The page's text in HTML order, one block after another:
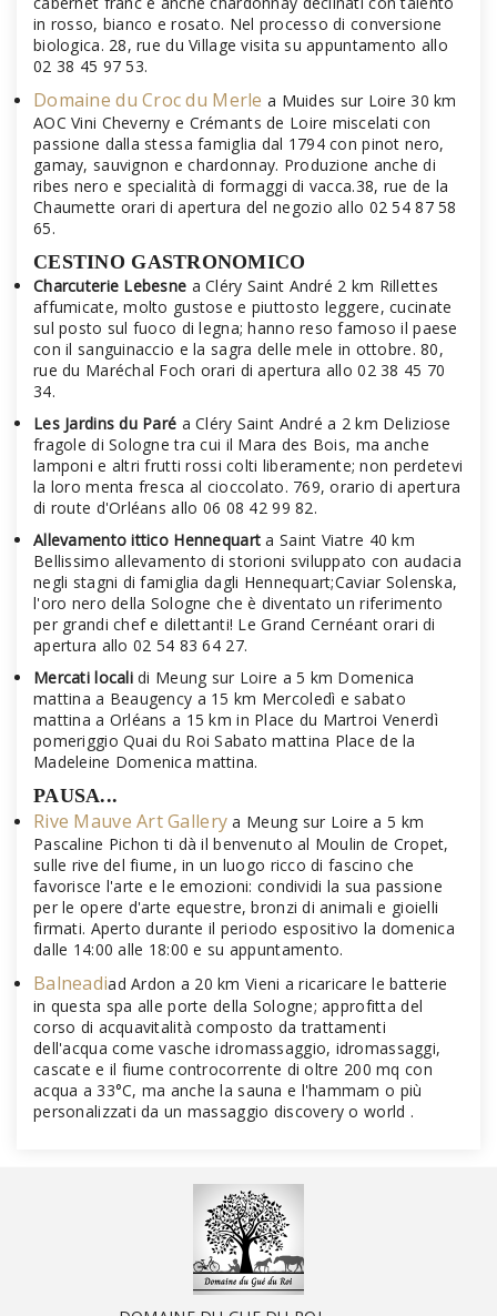
in rosso, bianco e rosato. Nel processo di conversione
biologica. 28, rue du Village visita su appuntamento allo
02 38 45 97 53.
Domaine du Croc du Merle a Muides sur Loire 30 km
AOC Vini Cheverny e Crémants de Loire miscelati con
passione dalla stessa famiglia dal 1794 con pinot nero,
gamay, sauvignon e chardonnay. Produzione anche di
ribes nero e specialità di formaggi di vacca.38, rue de la
Chaumette orari di apertura del negozio allo 02 54 87 58
65.
CESTINO GASTRONOMICO
Charcuterie Lebesne a Cléry Saint André 2 km Rillettes
affumicate, molto gustose e piuttosto leggere, cucinate
sul posto sul fuoco di legna; hanno reso famoso il paese
con il sanguinaccio e la sagra delle mele in ottobre. 80,
rue du Maréchal Foch orari di apertura allo 02 38 45 70
34.
Les Jardins du Paré a Cléry Saint André a 2 km Deliziose
fragole di Sologne tra cui il Mara des Bois, ma anche
lamponi e altri frutti rossi colti liberamente; non perdetevi
la loro menta fresca al cioccolato. 769, orario di apertura
di route d'Orléans allo 06 08 42 99 82.
Allevamento ittico Hennequart a Saint Viatre 40 km
Bellissimo allevamento di storioni sviluppato con audacia
negli stagni di famiglia dagli Hennequart;Caviar Solenska,
l'oro nero della Sologne che è diventato un riferimento
per grandi chef e dilettanti! Le Grand Cernéant orari di
apertura allo 02 54 83 64 27.
Mercati localidi Meung sur Loire a 5 km Domenica
mattina a Beaugency a 15 km Mercoledì e sabato
mattina a Orléans a 15 km in Place du Martroi Venerdì
pomeriggio Quai du Roi Sabato mattina Place de la
Madeleine Domenica mattina.
PAUSA...
Rive Mauve Art Gallery a Meung sur Loire a 5 km
Pascaline Pichon ti dà il benvenuto al Moulin de Cropet,
sulle rive del fiume, in un luogo ricco di fascino che
favorisce l'arte e le emozioni: condividi la sua passione
per le opere d'arte equestre, bronzi di animali e gioielli
firmati. Aperto durante il periodo espositivo la domenica
dalle 14:00 alle 18:00 e su appuntamento.
Balneadiad Ardon a 20 km Vieni a ricaricare le batterie
in questa spa alle porte della Sologne; approfitta del
corso di acquavitalità composto da trattamenti
dell'acqua come vasche idromassaggio, idromassaggi,
cascate e il fiume controcorrente di oltre 200 mq con
acqua a 33°C, ma anche la sauna e l'hammam o più
personalizzati da un massaggio discovery o world .